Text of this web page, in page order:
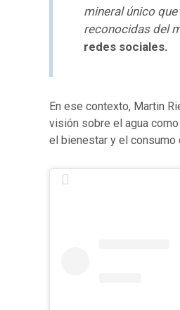
mineral único
reconocidas del
redes sociales.
En ese contexto, Martin
visión sobre el agua
el bienestar y el